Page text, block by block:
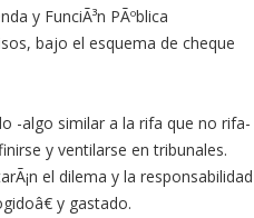
y FunciÃ³n PÃºblica
bajo el esquema de cheque
-algo similar a la rifa que no rifa-
y ventilarse en tribunales.
el dilema y la responsabilidad
y gastado.